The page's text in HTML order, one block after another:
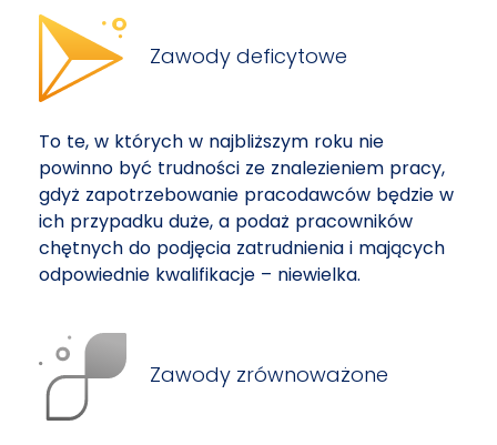
Zawody deficytowe
To te, w których w najbliższym roku nie
powinno być trudności ze znalezieniem pracy,
gdyż zapotrzebowanie pracodawców będzie w
ich przypadku duże, a podaż pracowników
chętnych do podjęcia zatrudnienia i mających
odpowiednie kwalifikacje – niewielka.
Zawody zrównoważone